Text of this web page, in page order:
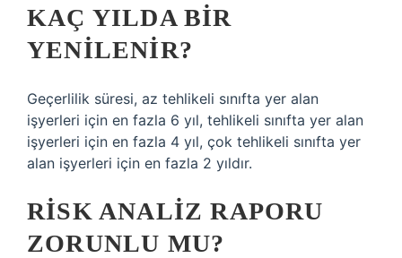
KAÇ YILDA BIR
YENILENIR?
Geçerlilik süresi, az tehlikeli sınıfta yer alan
işyerleri için en fazla 6 yıl, tehlikeli sınıfta yer alan
işyerleri için en fazla 4 yıl, çok tehlikeli sınıfta yer
alan işyerleri için en fazla 2 yıldır.
RISK ANALIZ RAPORU
ZORUNLU MU?